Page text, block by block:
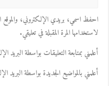
احفظ اسمي، بريدي الإلكتروني،
لاستخدامها المرة المقبلة في تعليقي.
أعلمني بمتابعة التعليقات بواسطة البريد
أعلمني بالمواضيع الجديدة بواسطة البريد